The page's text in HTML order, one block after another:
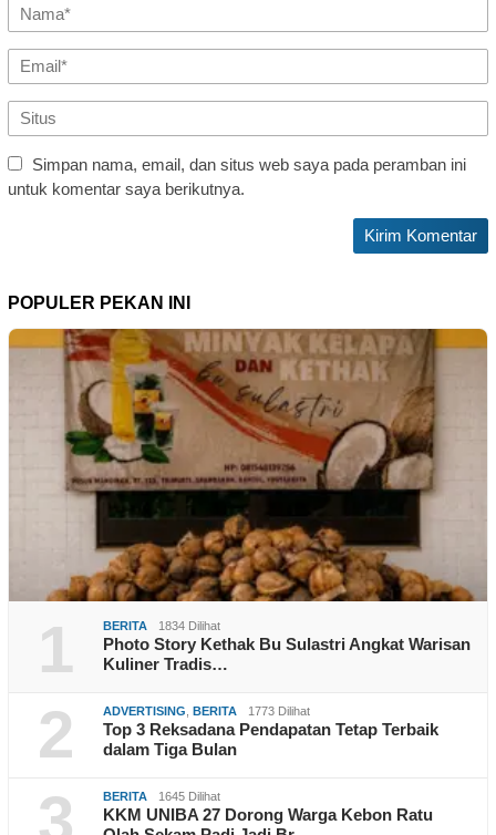
Simpan nama, email, dan situs web saya pada peramban ini
untuk komentar saya berikutnya.
POPULER PEKAN INI
1 BERITA 1834 Dilihat
Photo Story Kethak Bu Sulastri Angkat Warisan
Kuliner Tradis…
2 ADVERTISING BERITA 1773 Dilihat
Top 3 Reksadana Pendapatan Tetap Terbaik
dalam Tiga Bulan
BERITA 1645 Dilihat
KKM UNIBA 27 Dorong Warga Kebon Ratu